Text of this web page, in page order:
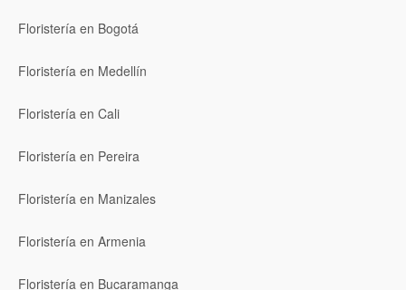
Floristería en Bogotá
Floristería en Medellín
Floristería en Cali
Floristería en Pereira
Floristería en Manizales
Floristería en Armenia
Floristería en Bucaramanga